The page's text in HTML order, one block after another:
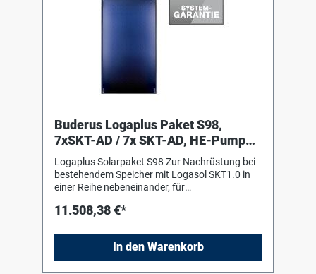
Buderus Logaplus Paket S98,
7xSKT-AD / 7x SKT-AD, HE-Pumpe,
17,85m2, W
Logaplus Solarpaket S98 Zur Nachrüstung bei
bestehendem Speicher mit Logasol SKT1.0 in
einer Reihe nebeneinander, für
bestehend aus: 7 Logasol SKT1.0-s mit einem
Doppelmäanderverrohrung
ultraschallverschweisst, ohne sichtbare
11.508,38 €*
In den Warenkorb